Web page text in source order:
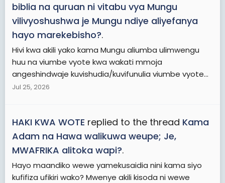
biblia na quruan ni vitabu vya Mungu
vilivyoshushwa je Mungu ndiye aliyefanya
hayo marekebisho?.
Hivi kwa akili yako kama Mungu aliumba ulimwengu
huu na viumbe vyote kwa wakati mmoja
angeshindwaje kuvishudia/kuvifunulia viumbe vyote...
Jul 25, 2026
HAKI KWA WOTE replied to the thread Kama
Adam na Hawa walikuwa weupe; Je,
MWAFRIKA alitoka wapi?.
Hayo maandiko wewe yamekusaidia nini kama siyo
kufifiza ufikiri wako? Mwenye akili kisoda ni wewe